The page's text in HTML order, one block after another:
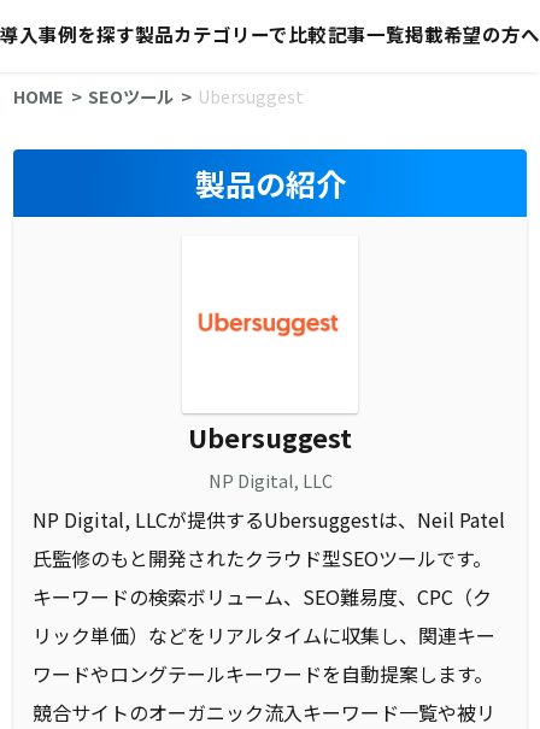
導入事例を探す製品カテゴリーで比較記事一覧掲載希望の方へ
HOME SEOツール Ubersuggest
製品の紹介
Ubersuggest
NP Digital, LLC
NP Digital, LLCが提供するUbersuggestは、Neil Patel
氏監修のもと開発されたクラウド型SEOツールです。
キーワードの検索ボリューム、SEO難易度、CPC（ク
リック単価）などをリアルタイムに収集し、関連キー
ワードやロングテールキーワードを自動提案します。
競合サイトのオーガニック流入キーワード一覧や被リ